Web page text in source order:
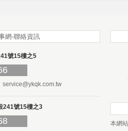
網-聯絡資訊
號15樓之5
service@ykqk.com.tw
241號15樓之3
本網